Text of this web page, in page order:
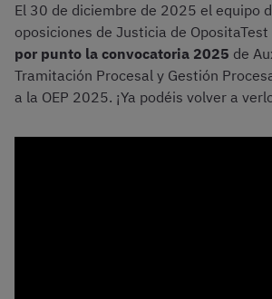
El 30 de diciembre de 2025 el equipo
oposiciones de Justicia de OpositaTest
por punto la convocatoria 2025 de
Tramitación Procesal y Gestión
a la OEP 2025. ¡Ya podéis volver a